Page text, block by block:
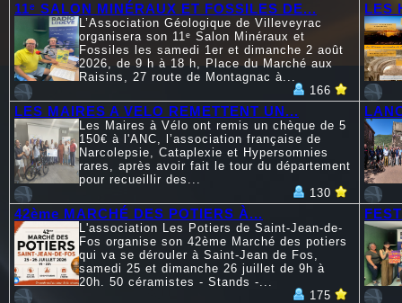
11ᵉ SALON MINÉRAUX ET FOSSILES DE...
L’Association Géologique de Villeveyrac
organisera son 11ᵉ Salon Minéraux et
Fossiles les samedi 1er et dimanche 2 août
2026, de 9 h à 18 h, Place du Marché aux
Raisins, 27 route de Montagnac à...
166
LES
LES MAIRES A VELO REMETTENT UN...
Les Maires à Vélo ont remis un chèque de 5
150€ à l'ANC, l’association française de
Narcolepsie, Cataplexie et Hypersomnies
rares, après avoir fait le tour du département
pour recueillir des...
130
42ème MARCHÉ DES POTIERS À...
L'association Les Potiers de Saint-Jean-de-
Fos organise son 42ème Marché des potiers
qui va se dérouler à Saint-Jean de Fos,
samedi 25 et dimanche 26 juillet de 9h à
20h. 50 céramistes - Stands -...
175